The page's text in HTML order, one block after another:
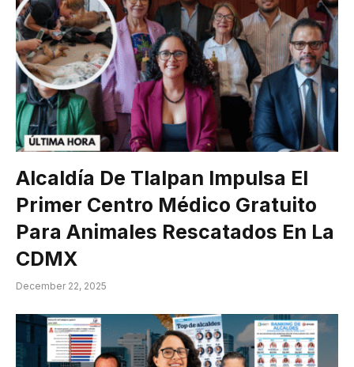
Alcaldía De Tlalpan Impulsa El
Primer Centro Médico Gratuito
Para Animales Rescatados En La
CDMX
December 22, 2025